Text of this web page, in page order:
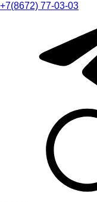
+7(8672) 77-03-03